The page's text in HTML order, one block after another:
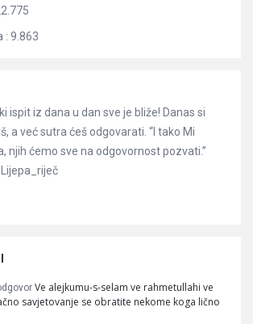
: 9.863
ispit iz dana u dan sve je bliže! Danas si
a već sutra ćeš odgovarati. “I tako Mi
njih ćemo sve na odgovornost pozvati.”
Ve alejkumu-s-selam ve rahmetullahi ve
savjetovanje se obratite nekome koga lično